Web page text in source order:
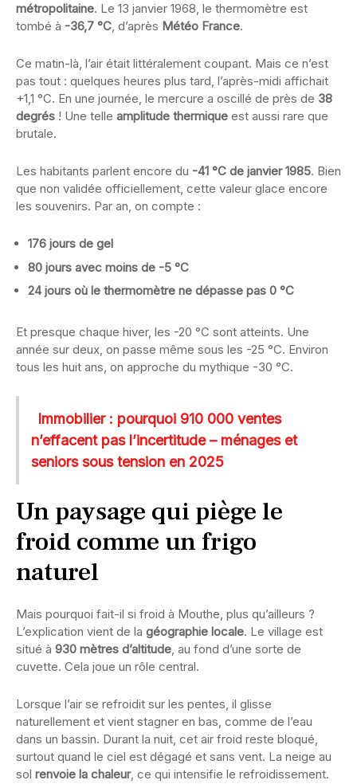
métropolitaine. Le 13 janvier 1968, le thermomètre est
tombé à -36,7 °C, d’après Météo France.
Ce matin-là, l’air était littéralement coupant. Mais ce n’est
pas tout : quelques heures plus tard, l’après-midi affichait
+1,1 °C. En une journée, le mercure a oscillé de près de 38
degrés ! Une telle amplitude thermique est aussi rare que
brutale.
Les habitants parlent encore du -41 °C de janvier 1985. Bien
que non validée officiellement, cette valeur glace encore
les souvenirs. Par an, on compte :
176 jours de gel
80 jours avec moins de -5 °C
24 jours où le thermomètre ne dépasse pas 0 °C
Et presque chaque hiver, les -20 °C sont atteints. Une
année sur deux, on passe même sous les -25 °C. Environ
tous les huit ans, on approche du mythique -30 °C.
Immobilier : pourquoi 910 000 ventes
n’effacent pas l’incertitude – ménages et
seniors sous tension en 2025
Un paysage qui piège le
froid comme un frigo
naturel
Mais pourquoi fait-il si froid à Mouthe, plus qu’ailleurs ?
L’explication vient de la géographie locale. Le village est
situé à 930 mètres d’altitude, au fond d’une sorte de
cuvette. Cela joue un rôle central.
Lorsque l’air se refroidit sur les pentes, il glisse
naturellement et vient stagner en bas, comme de l’eau
dans un bassin. Durant la nuit, cet air froid reste bloqué,
surtout quand le ciel est dégagé et sans vent. La neige au
sol renvoie la chaleur, ce qui intensifie le refroidissement.